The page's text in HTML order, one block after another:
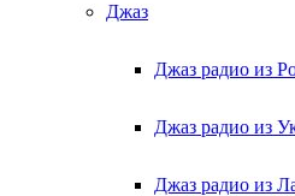
Джаз
Джаз радио из
Джаз радио из
Джаз радио из